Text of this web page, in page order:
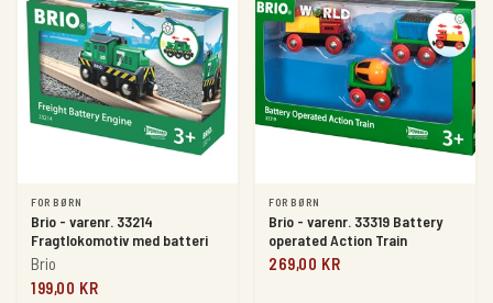
FOR BØRN
Brio - varenr. 33214
Fragtlokomotiv med batteri
Brio
199,00 KR
FOR BØRN
Brio - varenr. 33319 Battery
operated Action Train
269,00 KR